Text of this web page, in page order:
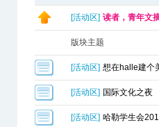
[活动区] 读者，青年文
版块主题
[活动区] 想在halle建个
[活动区] 国际文化之夜
[活动区] 哈勒学生会